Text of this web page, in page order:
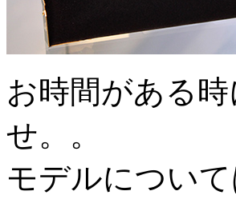
お時間がある
せ。。
モデルについ